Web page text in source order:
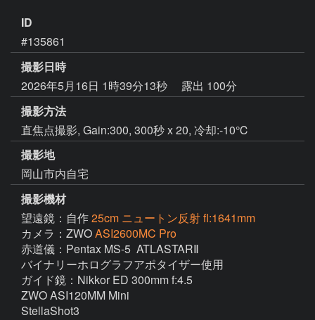
ID
#135861
撮影日時
2026年5月16日 1時39分13秒
露出 100分
撮影方法
直焦点撮影, Gain:300, 300秒 x 20, 冷却:-10℃
撮影地
岡山市内自宅
撮影機材
望遠鏡：自作25cm ニュートン反射 fl:1641mm
カメラ：ZWOASI2600MC Pro
赤道儀：Pentax MS-5  ATLASTARⅡ
バイナリーホログラフアポタイザー使用
ガイド鏡：Nikkor ED 300mm f:4.5
ZWO ASI120MM Mini
StellaShot3